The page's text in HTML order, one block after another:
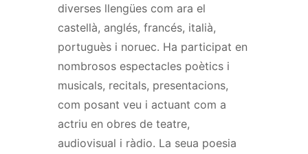
diverses llengües com ara el
castellà, anglés, francés, italià,
portuguès i noruec. Ha participat en
nombrosos espectacles poètics i
musicals, recitals, presentacions,
com posant veu i actuant com a
actriu en obres de teatre,
audiovisual i ràdio. La seua poesia